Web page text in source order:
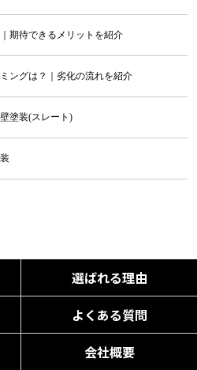
期待できるメリットを紹介
ングは？｜劣化の流れを紹介
塗装(スレート)
選ばれる理由
よくある質問
会社概要